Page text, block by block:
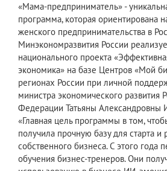
«Мама-предприниматель» -
программа, которая ориентирована
женского предпринимательства в
Минэкономразвития России
национального проекта
экономика» на базе Центров «Мой
регионах России при личной
министра экономического развития
Федерации Татьяны Александровны
«Главная цель программы в том,
получила прочную базу для старта и
собственного бизнеса. С этого года
обучения бизнес-тренеров. Они